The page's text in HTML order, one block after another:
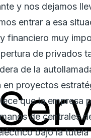
y nos dejamos
entrar a esa
financiero muy
de privados
de la
proyectos
que la empresa
de centrales
bajo la